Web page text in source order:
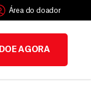
Área do doador
DOE AGORA